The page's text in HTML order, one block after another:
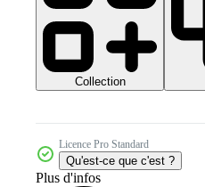
Collection
Licence Pro Standard
Qu'est-ce que c'est ?
Plus d'infos